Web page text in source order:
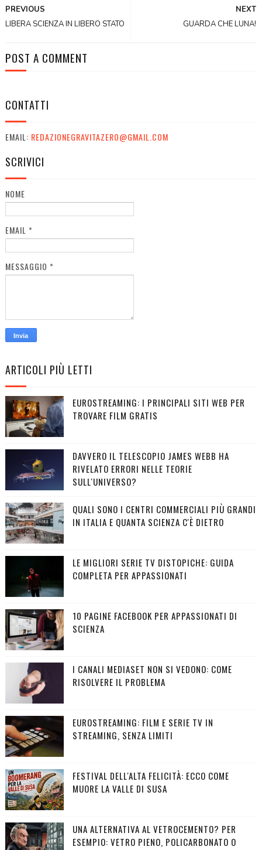
NEXT
GUARDA CHE LUNA!
PREVIOUS
LIBERA SCIENZA IN LIBERO STATO
POST A COMMENT
CONTATTI
EMAIL: REDAZIONEGRAVITAZERO@GMAIL.COM
SCRIVICI
NOME
EMAIL *
MESSAGGIO *
ARTICOLI PIÙ LETTI
EUROSTREAMING: I PRINCIPALI SITI WEB PER
TROVARE FILM GRATIS
DAVVERO IL TELESCOPIO JAMES WEBB HA
RIVELATO ERRORI NELLE TEORIE
SULL'UNIVERSO?
QUALI SONO I CENTRI COMMERCIALI PIÙ GRANDI
IN ITALIA E QUANTA SCIENZA C'È DIETRO
LE MIGLIORI SERIE TV DISTOPICHE: GUIDA
COMPLETA PER APPASSIONATI
10 PAGINE FACEBOOK PER APPASSIONATI DI
SCIENZA
I CANALI MEDIASET NON SI VEDONO: COME
RISOLVERE IL PROBLEMA
EUROSTREAMING: FILM E SERIE TV IN
STREAMING, SENZA LIMITI
FESTIVAL DELL'ALTA FELICITÀ: ECCO COME
MUORE LA VALLE DI SUSA
UNA ALTERNATIVA AL VETROCEMENTO? PER
ESEMPIO: VETRO PIENO, POLICARBONATO O